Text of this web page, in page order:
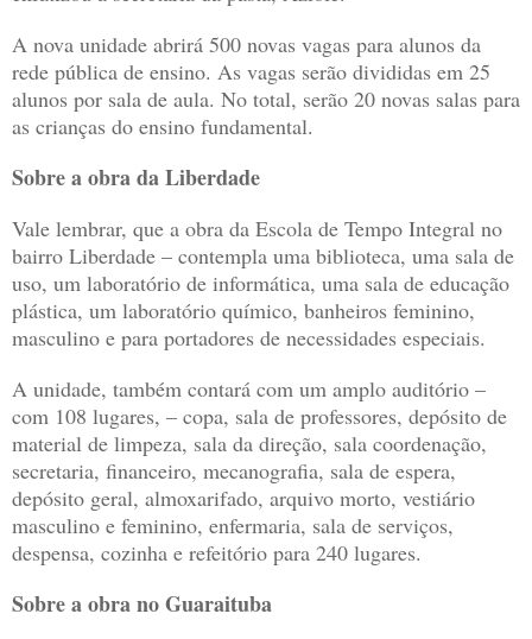
A nova unidade abrirá 500 novas vagas para alunos da
rede pública de ensino. As vagas serão divididas em 25
alunos por sala de aula. No total, serão 20 novas salas para
as crianças do ensino fundamental.
Sobre a obra da Liberdade
Vale lembrar, que a obra da Escola de Tempo Integral no
bairro Liberdade – contempla uma biblioteca, uma sala de
uso, um laboratório de informática, uma sala de educação
plástica, um laboratório químico, banheiros feminino,
masculino e para portadores de necessidades especiais.
A unidade, também contará com um amplo auditório –
com 108 lugares, – copa, sala de professores, depósito de
material de limpeza, sala da direção, sala coordenação,
secretaria, financeiro, mecanografia, sala de espera,
depósito geral, almoxarifado, arquivo morto, vestiário
masculino e feminino, enfermaria, sala de serviços,
despensa, cozinha e refeitório para 240 lugares.
Sobre a obra no Guaraituba